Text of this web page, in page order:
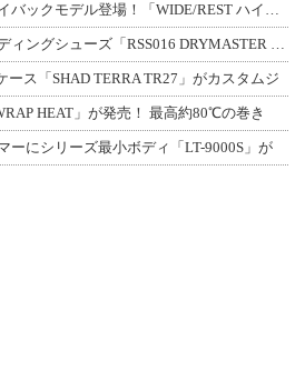
バイクに積めるチェアにハイバックモデル登場！「WIDE/REST ハイバックチェ
アールエスタイチの新ライディングシューズ「RSS016 DRYMASTER スト
ース「SHAD TERRA TR27」がカスタムジ
HEAT」が発売！ 最高約80℃の巻き
ーにシリーズ最小ボディ「LT-9000S」が